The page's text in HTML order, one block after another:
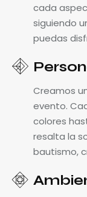
cada
siguiendo
puedas
Creamos
evento.
colores
resalta la
bautismo,